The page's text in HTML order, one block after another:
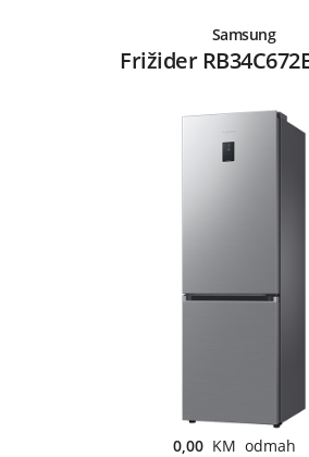
Samsung
Frižider
0,00 KM odmah